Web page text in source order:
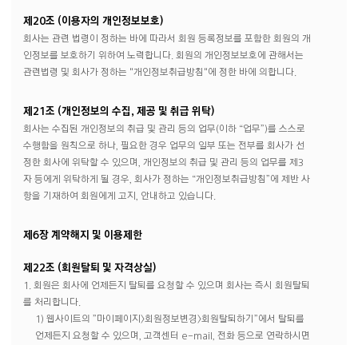
제20조 (이용자의 개인정보보호)
회사는 관련 법령이 정하는 바에 따라서 회원 등록정보를 포함한 회원의 개
인정보를 보호하기 위하여 노력합니다. 회원의 개인정보보호에 관해서는
관련법령 및 회사가 정하는 "개인정보취급방침"에 정한 바에 의합니다.
제21조 (개인정보의 수집, 제공 및 취급 위탁)
회사는 수집된 개인정보의 취급 및 관리 등의 업무(이하 “업무”)를 스스로
수행함을 원칙으로 하나, 필요한 경우 업무의 일부 또는 전부를 회사가 선
정한 회사에 위탁할 수 있으며, 개인정보의 취급 및 관리 등의 업무를 제3
자 등에게 위탁하게 될 경우, 회사가 정하는 “개인정보취급방침”에 제반 사
항을 기재하여 회원에게 고지, 안내하고 있습니다.
제6장 계약해지 및 이용제한
제22조 (회원탈퇴 및 자격상실)
1. 회원은 회사에 언제든지 탈퇴를 요청할 수 있으며 회사는 즉시 회원탈퇴
를 처리합니다.
1) 웹사이트의 ”마이페이지>회원정보변경>회원탈퇴하기”에서 탈퇴를
언제든지 요청할 수 있으며, 고객센터 e-mail, 전화 등으로 연락하시면